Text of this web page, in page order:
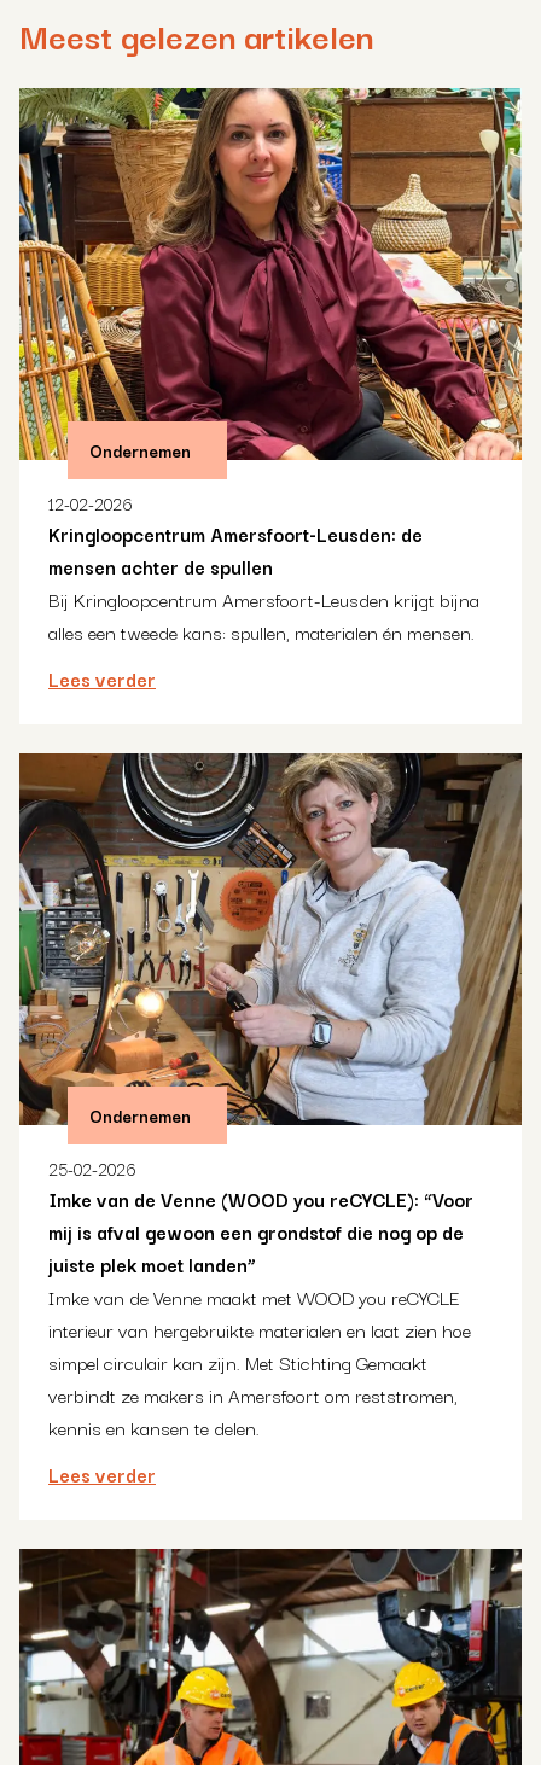
Meest gelezen artikelen
Ondernemen
12-02-2026
Kringloopcentrum Amersfoort-Leusden: de
mensen achter de spullen
Bij Kringloopcentrum Amersfoort-Leusden krijgt bijna
alles een tweede kans: spullen, materialen én mensen.
Lees verder
Ondernemen
25-02-2026
Imke van de Venne (WOOD you reCYCLE): “Voor
mij is afval gewoon een grondstof die nog op de
juiste plek moet landen”
Imke van de Venne maakt met WOOD you reCYCLE
interieur van hergebruikte materialen en laat zien hoe
simpel circulair kan zijn. Met Stichting Gemaakt
verbindt ze makers in Amersfoort om reststromen,
kennis en kansen te delen.
Lees verder